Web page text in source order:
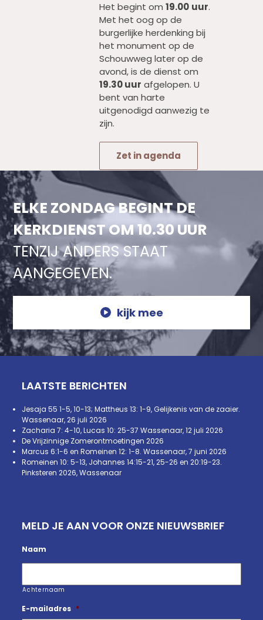
Het begint om 19.00 uur.
Met het oog op de
burgerlijke herdenking bij
het monument op de
Schouwweg later op de
avond, is de dienst om
19.30 uur afgelopen. U
bent van harte
uitgenodigd aanwezig te
zijn.
Zet in agenda
ELKE ZONDAG BEGINT DE
KERKDIENST OM 10.30 UUR
TENZIJ ANDERS STAAT
AANGEGEVEN.
kijk mee
LAATSTE BERICHTEN
Jesaja 55 1-5, 10-13; Mattheus 13: 1-9, Gelijkenis van de zaaier.
Wassenaar, 26 juli 2026
Zacharia 7: 4-10, Lucas 10: 25-37 Wassenaar, 12 juli 2026
De Vrijzinnige Zomerontmoetingen 2026
Marcus 6:1-6 en Romeinen 12: 1-8. Wassenaar, 7 juni 2026
Romeinen 10: 5-13, Johannes 14:15-21, 25-26 en 20:19-23.
Pinksteren 2026, Wassenaar
MELD JE AAN VOOR ONZE NIEUWSBRIEF
Naam
Achternaam
E-mailadres *